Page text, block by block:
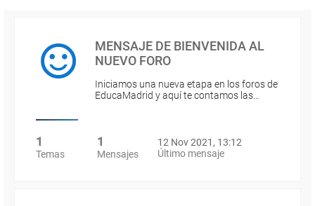
MENSAJE DE BIENVENIDA AL
NUEVO FORO
Iniciamos una nueva etapa en los foros de
EducaMadrid y aquí te contamos las…
1
Temas
1
Mensajes
12 Nov 2021, 13:12
Último mensaje